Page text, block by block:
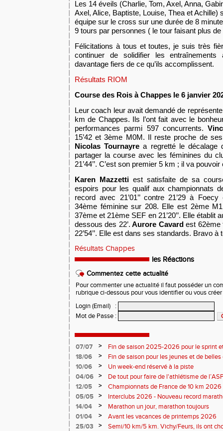
Les 14 éveils (Charlie, Tom, Axel, Anna,
Axel, Alice, Baptiste, Louise, Thea et Achille)
équipe sur le cross sur une durée de 8
9 tours par personnes ( le tour faisant plus
Félicitations à tous et toutes, je suis très
continuer de solidifier les entraînements
davantage fiers de ce qu’ils accomplissent.
Résultats RIOM
Course des Rois à Chappes le 6 janvier
Leur coach leur avait demandé de
km de Chappes. Ils l’ont fait avec le
performances parmi 597 concurrents.
15’42 et 3ème M0M. Il reste proche de
Nicolas Tournayre a regretté le décalage
partager la course avec les féminines du
21’44’’. C’est son premier 5 km ; il va
Karen Mazzetti est satisfaite de sa
espoirs pour les qualif aux championnats
recordavec 21’01’’ contre 21’29 à
34ème féminine sur 208. Elle est 2ème
37ème et 21ème SEF en 21’20’’. Elle établit
dessous des 22’. Aurore Cavardest 62ème
22’54’’. Elle est dans ses standards. Bravo à
Résultats Chappes
les Réactions
Commentez cette actualité
Pour commenter une actualité il faut posséder un
rubrique ci-dessous pour vous identifier ou vous
Login (Email)
:
Mot de Passe :
07/07 >
Fin de saison 2025-2026 pour le sprint
18/06
>
Fin de saison pour les jeunes et de
10/06
>
Un week-end réservé à la piste
04/06
>
De tout pour faire de l'athlétisme de
monde souriant
12/05 >
Championnats de France de 10 km
Soirées piste
05/05 >
Interclubs 2026 - Nouveau record
résultats
14/04 >
Marathon un jour, marathon toujours
01/04
>
Avant les vacances de printemps 2026
25/03
>
Semi/10 km/5 km. Vichy/Feurs, ils ont